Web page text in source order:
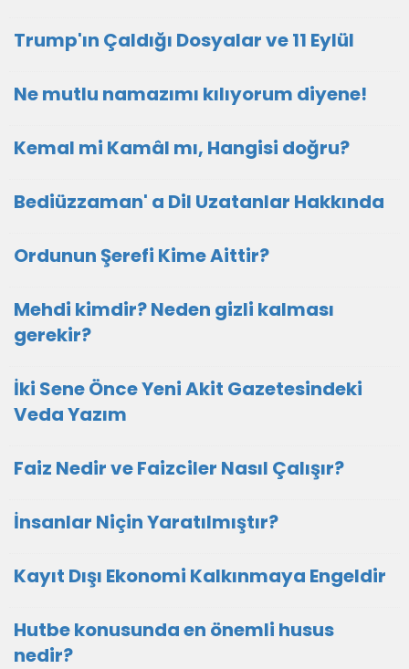
Trump'ın Çaldığı Dosyalar ve 11 Eylül
Ne mutlu namazımı kılıyorum diyene!
Kemal mi Kamâl mı, Hangisi doğru?
Bediüzzaman' a Dil Uzatanlar Hakkında
Ordunun Şerefi Kime Aittir?
Mehdi kimdir? Neden gizli kalması
gerekir?
İki Sene Önce Yeni Akit Gazetesindeki
Veda Yazım
Faiz Nedir ve Faizciler Nasıl Çalışır?
İnsanlar Niçin Yaratılmıştır?
Kayıt Dışı Ekonomi Kalkınmaya Engeldir
Hutbe konusunda en önemli husus
nedir?